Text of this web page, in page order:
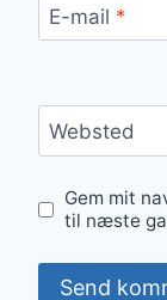
E-mail *
Websted
Gem mit
til næste